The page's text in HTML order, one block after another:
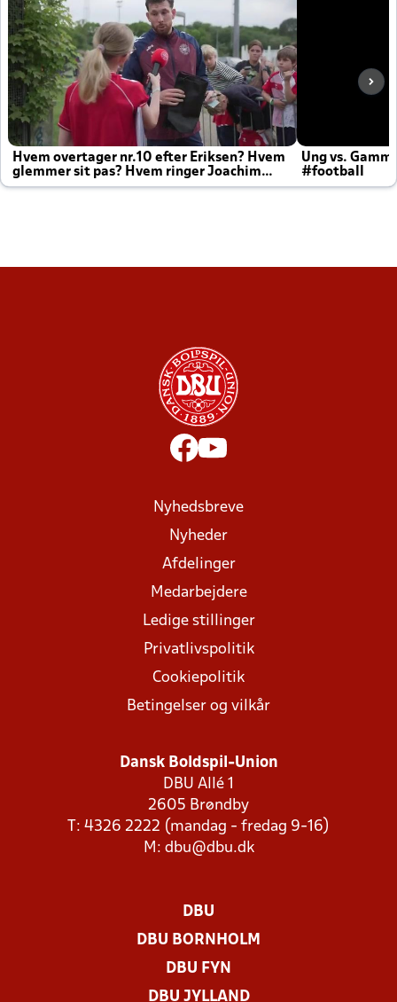
Hvem overtager nr.10 efter Eriksen? Hvem
glemmer sit pas? Hvem ringer Joachim
altid til efter kampe?
Ung vs.
#football
Nyhedsbreve
Nyheder
Afdelinger
Medarbejdere
Ledige stillinger
Privatlivspolitik
Cookiepolitik
Betingelser og vilkår
Dansk Boldspil-Union
DBU Allé 1
2605 Brøndby
T: 4326 2222 (mandag - fredag 9-16)
M: dbu@dbu.dk
DBU
DBU BORNHOLM
DBU FYN
DBU JYLLAND